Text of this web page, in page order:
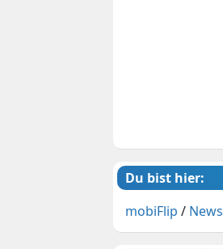
Du bist hier:
mobiFlip / News